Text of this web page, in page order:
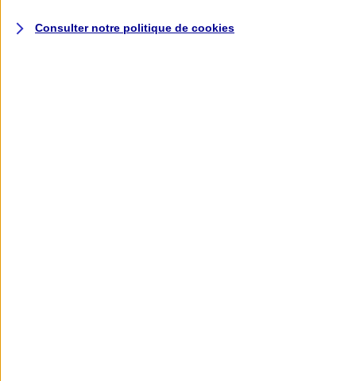
Consulter notre politique de cookies